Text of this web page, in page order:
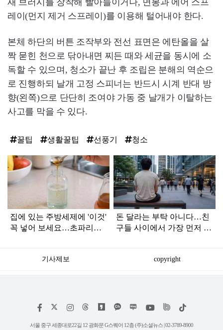
레이(먼지 제거 스프레이)를 이용해 털어내야 한다.
본체 하단의 버튼 조작부와 전선 표면은 에탄올을 살
짝 묻힌 천으로 닦아내면 찌든 때와 세균을 동시에 소
독할 수 있으며, 청소가 끝난 후 조립은 분해의 역순으
로 진행하되 날개 고정 스피너는 반드시 시계 반대 방
향(왼쪽)으로 단단히 조여야 가동 중 날개가 이탈하는
사고를 막을 수 있다.
꿀팁 생활꿀팁 선풍기 청소
탑
라
인
집에 있는 주방세제에 '이것'
꼭 넣어 보세요…초파리들
돈 달라는 부탁 아니다…친
구들 사이에서 가장 먼저 연
기사제보 copyright
페
스
인
타
위
트
틱
서울 중구 세종대로22길 12 광화문 G스퀘어 12층 (주)소셜뉴스 | 02-3789-8900